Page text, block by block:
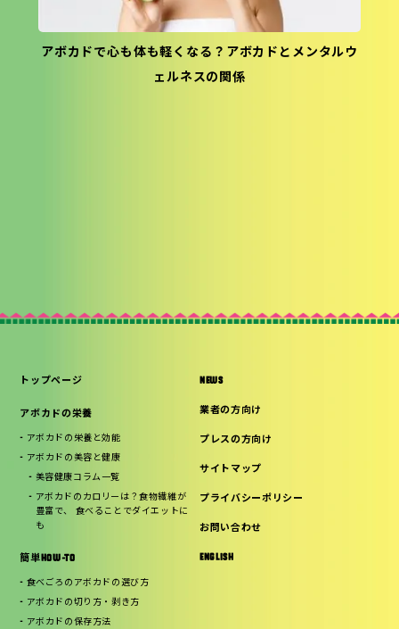
アボカドで心も体も軽くなる？アボカドとメンタルウ
ェルネスの関係
トップページ
アボカドの栄養
アボカドの栄養と効能
アボカドの美容と健康
美容健康コラム一覧
アボカドのカロリーは？食物繊維が
豊富で、 食べることでダイエットに
も
簡単HOW-TO
食べごろのアボカドの選び方
アボカドの切り方・剥き方
アボカドの保存方法
NEWS
業者の方向け
プレスの方向け
サイトマップ
プライバシーポリシー
お問い合わせ
ENGLISH